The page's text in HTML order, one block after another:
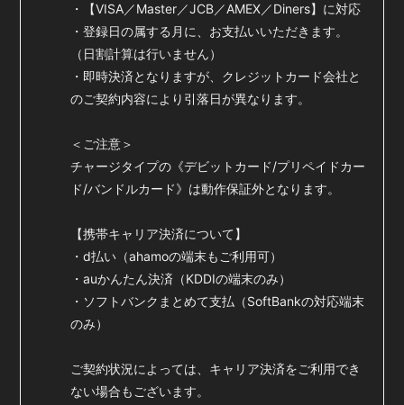
・【VISA／Master／JCB／AMEX／Diners】に対応
・登録日の属する月に、お支払いいただきます。
（日割計算は行いません）
・即時決済となりますが、クレジットカード会社と
のご契約内容により引落日が異なります。
＜ご注意＞
チャージタイプの《デビットカード/プリペイドカー
ド/バンドルカード》は動作保証外となります。
【携帯キャリア決済について】
・d払い（ahamoの端末もご利用可）
・auかんたん決済（KDDIの端末のみ）
・ソフトバンクまとめて支払（SoftBankの対応端末
のみ）
ご契約状況によっては、キャリア決済をご利用でき
ない場合もございます。